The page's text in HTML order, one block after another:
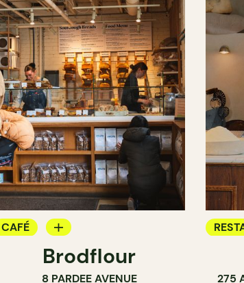
CAFÉ
PÂTISSERIE
BOULANGERIE
Brodflour
8 PARDEE AVENUE 275